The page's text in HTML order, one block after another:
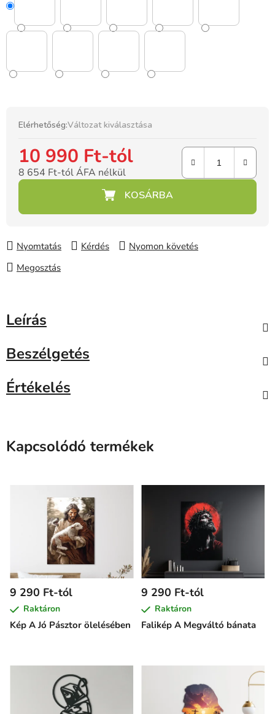
Elérhetőség:Változat kiválasztása
10 990 Ft-tól
8 654 Ft-tól ÁFA nélkül
Nyomtatás Kérdés
Nyomon követés
Megosztás
Leírás
Beszélgetés
Értékelés
Kapcsolódó termékek
Kép A Jó Pásztor ölelésében
9 290 Ft-tól
Raktáron
Falikép A Megváltó bánata
9 290 Ft-tól
Raktáron